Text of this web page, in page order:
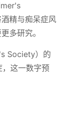
精与痴呆症风
多研究。
Society）的
这一数字预